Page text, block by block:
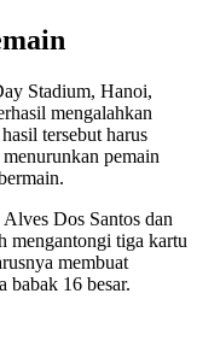
Stadium, Hanoi,
mengalahkan
tersebut harus
pemain
Dos Santos dan
mengantongi tiga kartu
membuat
babak 16 besar.